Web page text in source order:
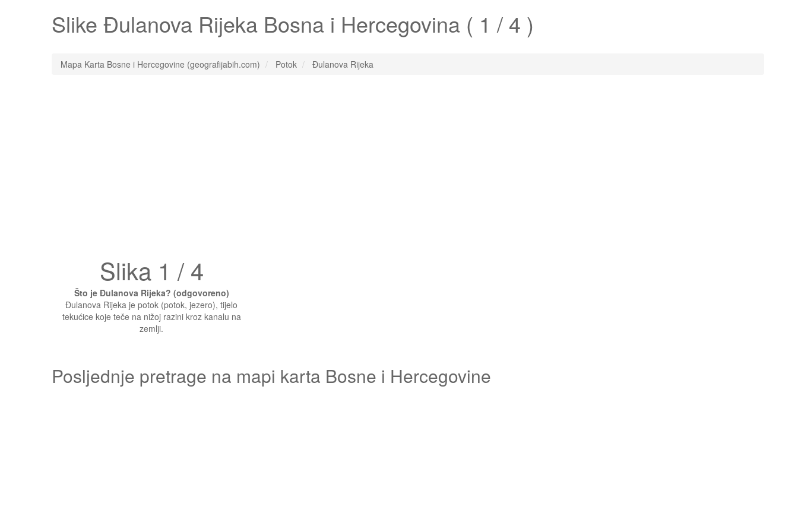
Slike Đulanova Rijeka Bosna i Hercegovina ( 1 / 4 )
Mapa Karta Bosne i Hercegovine (geografijabih.com) Potok Đulanova Rijeka
Slika 1 / 4
Što je Đulanova Rijeka? (odgovoreno)
Đulanova Rijeka je potok (potok, jezero), tijelo
tekućice koje teče na nižoj razini kroz kanalu na
zemlji.
Posljednje pretrage na mapi karta Bosne i Hercegovine